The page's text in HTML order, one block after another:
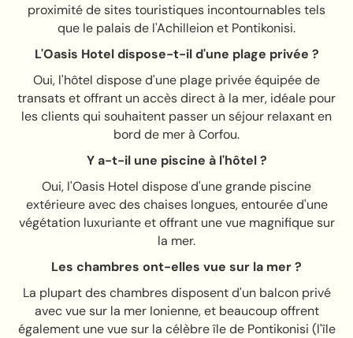
proximité de sites touristiques incontournables tels
que le palais de l'Achilleion et Pontikonisi.
L'Oasis Hotel dispose-t-il d'une plage privée ?
Oui, l'hôtel dispose d'une plage privée équipée de
transats et offrant un accès direct à la mer, idéale pour
les clients qui souhaitent passer un séjour relaxant en
bord de mer à Corfou.
Y a-t-il une piscine à l'hôtel ?
Oui, l'Oasis Hotel dispose d'une grande piscine
extérieure avec des chaises longues, entourée d'une
végétation luxuriante et offrant une vue magnifique sur
la mer.
Les chambres ont-elles vue sur la mer ?
La plupart des chambres disposent d'un balcon privé
avec vue sur la mer Ionienne, et beaucoup offrent
également une vue sur la célèbre île de Pontikonisi (l'île